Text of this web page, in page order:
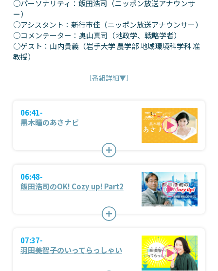
○パーソナリティ：飯田浩司（ニッポン放送アナウンサ
ー）
○アシスタント：新行市佳（ニッポン放送アナウンサー）
○コメンテーター：奥山真司（地政学、戦略学者）
○ゲスト：山内貴義（岩手大学 農学部 地域環境科学科 准
教授）
［番組詳細▼］
06:41-
黒木瞳のあさナビ
06:48-
飯田浩司のOK! Cozy up! Part2
07:37-
羽田美智子のいってらっしゃい